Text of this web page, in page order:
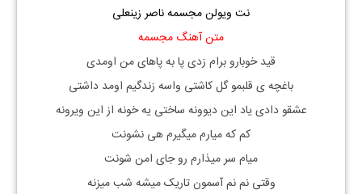
نت ویولن مجسمه ناصر زینعلی
متن آهنگ مجسمه
قید خوبارو برام زدی پا به پاهای من اومدی
باغچه ی قلبمو گل کاشتی واسه زندگیم اومد داشتی
عشقو دادی یاد این دیوونه ساختی یه خونه از این ویرونه
کم که میارم میگیرم هی نشونت
میام سر میذارم رو جای امن شونت
وقتی نم نم آسمون تاریک میشه شب میزنه